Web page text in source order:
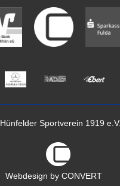
Hünfelder Sportverein 1919 e.V.
Webdesign by CONVERT